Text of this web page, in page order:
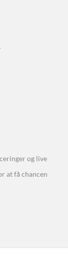
og live
at få chancen